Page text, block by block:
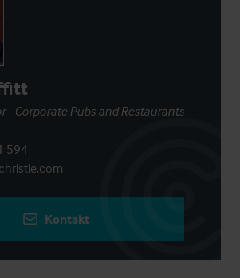
- Corporate Pubs and Restaurants
594
Kontakt